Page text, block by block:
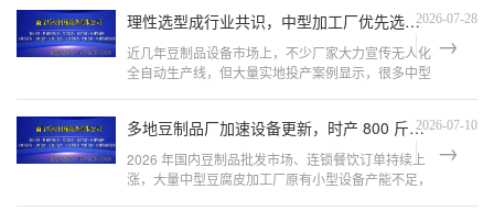
理性选型成行业共识，中型加工厂优先选择务实型大型豆腐皮生产线2026-07-28
近几年豆制品设备市场上，不少厂家大力宣传无人化
全自动生产线，但大量实地投产案例显示，很多中型
多地豆制品厂加速设备更新，时产 800 斤实用型豆皮生产线成扩产主流2026-07-10
2026 年国内豆制品批发市场、连锁餐饮订单持续上
涨，大量中型豆腐皮加工厂原有小型设备产能不足，